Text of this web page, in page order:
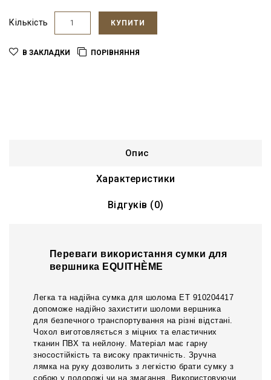
Кількість КУПИТИ
В ЗАКЛАДКИ ПОРІВНЯННЯ
Опис
Характеристики
Відгуків (0)
Переваги використання сумки для
вершника EQUITHÈME
Легка та надійна сумка для шолома ЕТ 910204417
допоможе надійно захистити шоломи вершника
для безпечного транспортування на різні відстані.
Чохол виготовляється з міцних та еластичних
тканин ПВХ та нейлону. Матеріал має гарну
зносостійкість та високу практичність. Зручна
лямка на руку дозволить з легкістю брати сумку з
собою у подорожі чи на змагання. Використовуючи